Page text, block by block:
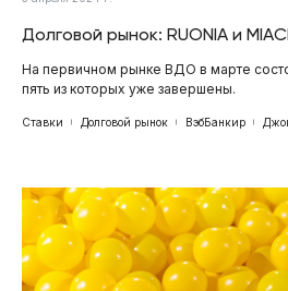
Долговой рынок: RUONIA и
На первичном рынке ВДО в марте
пять из которых уже завершены.
Ставки Долговой рынок ВэбБанкир